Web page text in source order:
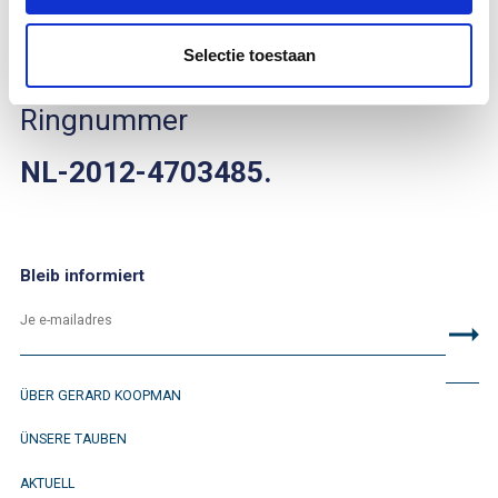
Selectie toestaan
2012.
Sie finden ihn anhand der
Ringnummer
NL-2012-4703485.
Bleib informiert
ÜBER GERARD KOOPMAN
ÜNSERE TAUBEN
AKTUELL